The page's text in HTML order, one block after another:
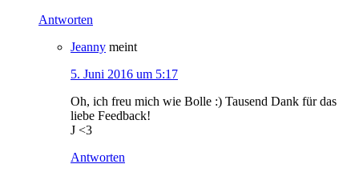
Antworten
Jeanny meint
5. Juni 2016 um 5:17
Oh, ich freu mich wie Bolle :) Tausend Dank für das
liebe Feedback!
J <3
Antworten